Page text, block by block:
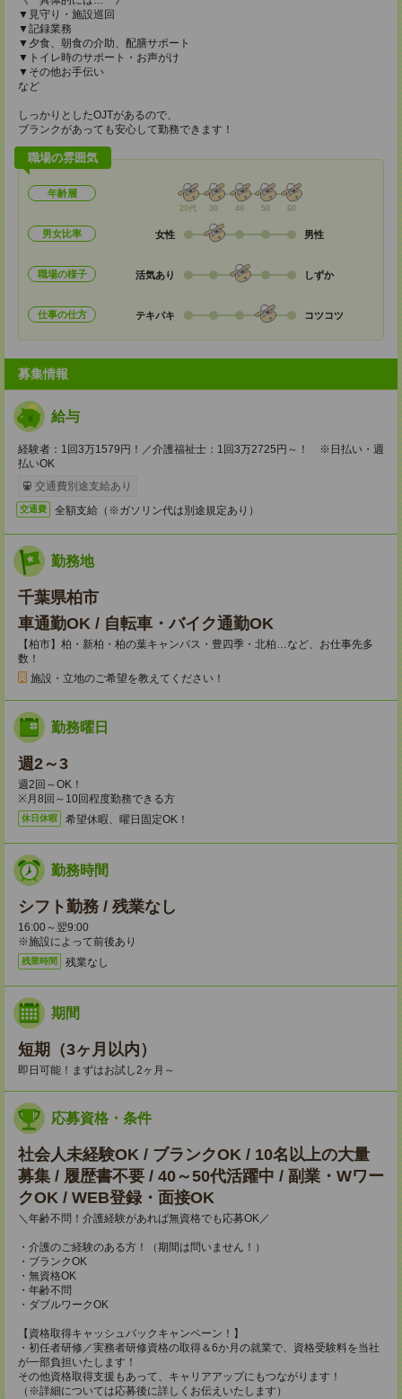
▼見守り・施設巡回
▼記録業務
▼夕食、朝食の介助、配膳サポート
▼トイレ時のサポート・お声がけ
▼その他お手伝い
など
しっかりとしたOJTがあるので、
ブランクがあっても安心して勤務できます！
職場の雰囲気
年齢層
20代 30 40 50 60
男女比率 女性 男性
職場の様子 活気あり しずか
仕事の仕方 テキパキ コツコツ
募集情報
給与
経験者：1回3万1579円！／介護福祉士：1回3万2725円～！ ※日払い・週
払いOK
交通費別途支給あり
交通費 全額支給（※ガソリン代は別途規定あり）
勤務地
千葉県柏市
車通勤OK / 自転車・バイク通勤OK
【柏市】柏・新柏・柏の葉キャンパス・豊四季・北柏…など、お仕事先多
数！
施設・立地のご希望を教えてください！
勤務曜日
週2～3
週2回～OK！
※月8回～10回程度勤務できる方
休日休暇 希望休暇、曜日固定OK！
勤務時間
シフト勤務 / 残業なし
16:00～翌9:00
※施設によって前後あり
残業時間 残業なし
期間
短期（3ヶ月以内）
即日可能！まずはお試し2ヶ月～
応募資格・条件
社会人未経験OK / ブランクOK / 10名以上の大量
募集 / 履歴書不要 / 40～50代活躍中 / 副業・Wワー
クOK / WEB登録・面接OK
＼年齢不問！介護経験があれば無資格でも応募OK／
・介護のご経験のある方！（期間は問いません！）
・ブランクOK
・無資格OK
・年齢不問
・ダブルワークOK
【資格取得キャッシュバックキャンペーン！】
・初任者研修／実務者研修資格の取得＆6か月の就業で、資格受験料を当社
が一部負担いたします！
その他資格取得支援もあって、キャリアアップにもつながります！
（※詳細については応募後に詳しくお伝えいたします）